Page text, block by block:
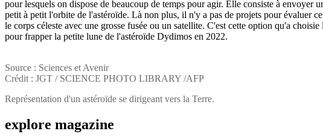
pour lesquels on dispose de beaucoup de temps pour agir. Elle consiste à envoyer
petit à petit l'orbite de l'astéroïde. Là non plus, il n'y a pas de projets pour évaluer
le corps céleste avec une grosse fusée ou un satellite. C'est cette option qu'a
pour frapper la petite lune de l'astéroïde Dydimos en 2022.
Source : Sciences et Avenir
Crédit : JGT / SCIENCE PHOTO LIBRARY /AFP
Représentation d'un astéroïde se dirigeant vers la Terre.
explore magazine